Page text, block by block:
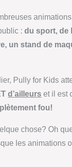
:du sport, de
un stand de
Pully for Kids
d’ailleurs et il est
fou!
chose? Oh
les animations